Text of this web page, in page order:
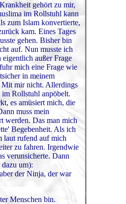
gehört zu mir,
im Rollstuhl kann
zum Islam konvertierte,
kam. Eines Tages
gehen. Bisher bin
auf. Nun musste ich
eigentlich außer Frage
mich eine Frage wie
in meinem
Mit mir nicht. Allerdings
im Rollstuhl anpöbelt.
es amüsiert mich, die
muss mein
werden. Das man mich
Begebenheit. Als ich
laut rufend auf mich
zu fahren. Irgendwie
verunsicherte. Dann
um):
der Ninja, der war
Menschen bin.